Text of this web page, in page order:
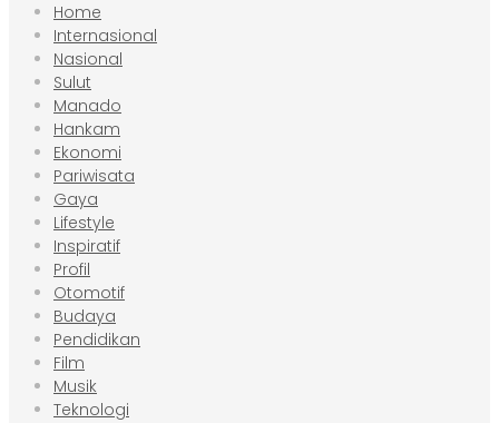
Home
Internasional
Nasional
Sulut
Manado
Hankam
Ekonomi
Pariwisata
Gaya
Lifestyle
Inspiratif
Profil
Otomotif
Budaya
Pendidikan
Film
Musik
Teknologi